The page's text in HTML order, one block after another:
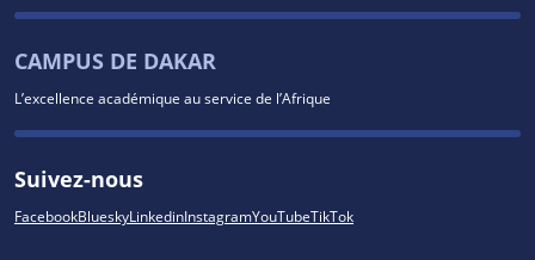
CAMPUS DE DAKAR
L’excellence académique au service de l’Afrique
Suivez-nous
FacebookBlueskyLinkedinInstagramYouTubeTikTok